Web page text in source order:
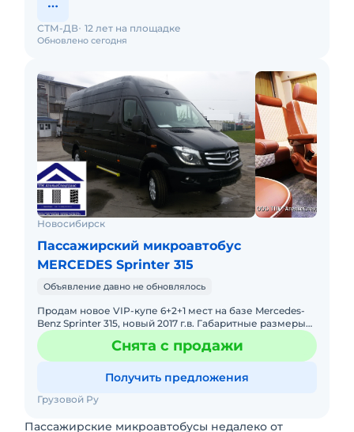
Обновлено сегодня
СТМ-ДВ 12 лет на площадке
Новосибирск
Пассажирский микроавтобус
MERCEDES Sprinter 315
Объявление давно не обновлялось
Продам новое VIP-купе 6+2+1 мест на базе Mercedes-
Benz Sprinter 315, новый 2017 г.в. Габаритные размеры
(ДхШхВ, мм 5910х2426х2755 Пассажирский салон
(ДхШхВ, мм
Снята с продажи
Получить предложения
Грузовой Ру
Пассажирские микроавтобусы недалеко от